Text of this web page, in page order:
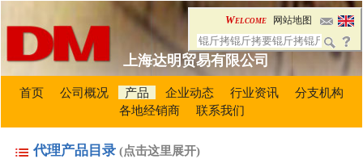
上海达明贸易有限公司
Welcome 网站地图
首页 公司概况 产品 企业动态 行业资讯
分支机构
各地经销商
联系我们
代理产品目录 (点击这里展开)